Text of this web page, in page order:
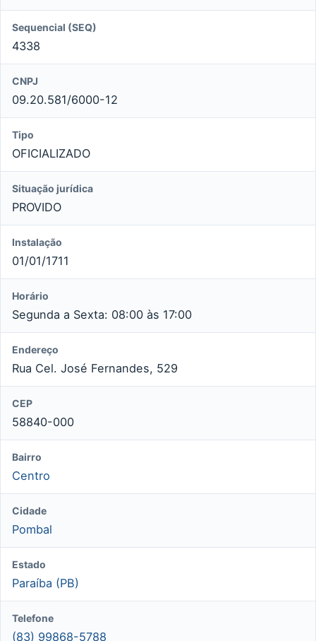
Sequencial (SEQ)
4338
CNPJ
09.20.581/6000-12
Tipo
OFICIALIZADO
Situação jurídica
PROVIDO
Instalação
01/01/1711
Horário
Segunda a Sexta: 08:00 às 17:00
Endereço
Rua Cel. José Fernandes, 529
CEP
58840-000
Bairro
Centro
Cidade
Pombal
Estado
Paraíba (PB)
Telefone
(83) 99868-5788